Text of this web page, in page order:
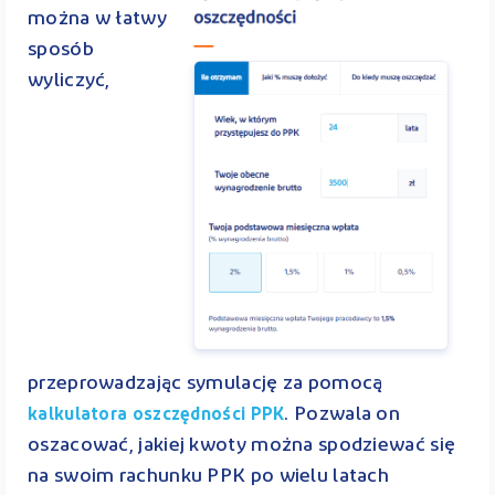
można w łatwy
sposób
wyliczyć,
przeprowadzając symulację za pomocą
kalkulatora oszczędności PPK. Pozwala on
oszacować, jakiej kwoty można spodziewać się
na swoim rachunku PPK po wielu latach